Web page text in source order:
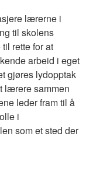
lærerne i
til skolens
rette for at
arbeid i eget
gjøres lydopptak
lærere sammen
leder fram til å
i
som et sted der